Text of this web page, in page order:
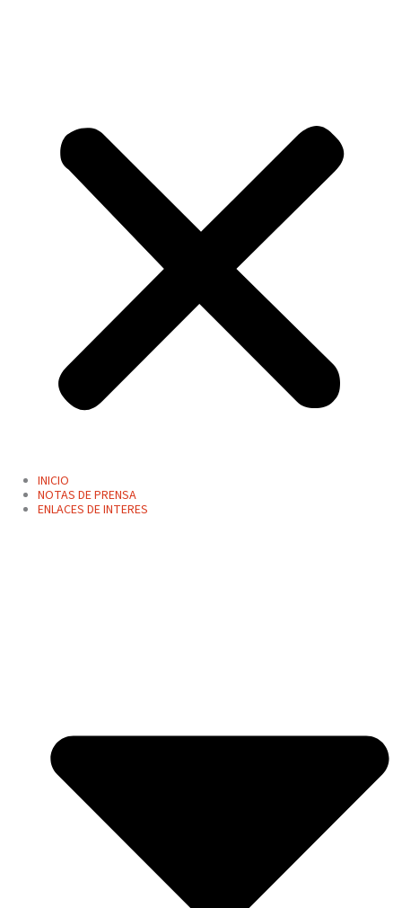
INICIO
NOTAS DE PRENSA
ENLACES DE INTERES